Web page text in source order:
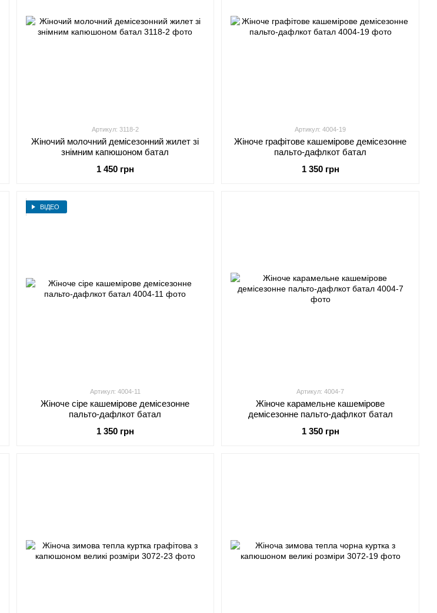
Артикул: 3118-2
Жіночий молочний демісезонний жилет зі
знімним капюшоном батал
1 450 грн
Артикул: 4004-19
Жіноче графітове кашемірове демісезонне
пальто-дафлкот батал
1 350 грн
ВІДЕО
Артикул: 4004-11
Жіноче сіре кашемірове демісезонне
пальто-дафлкот батал
1 350 грн
Артикул: 4004-7
Жіноче карамельне кашемірове
демісезонне пальто-дафлкот батал
1 350 грн